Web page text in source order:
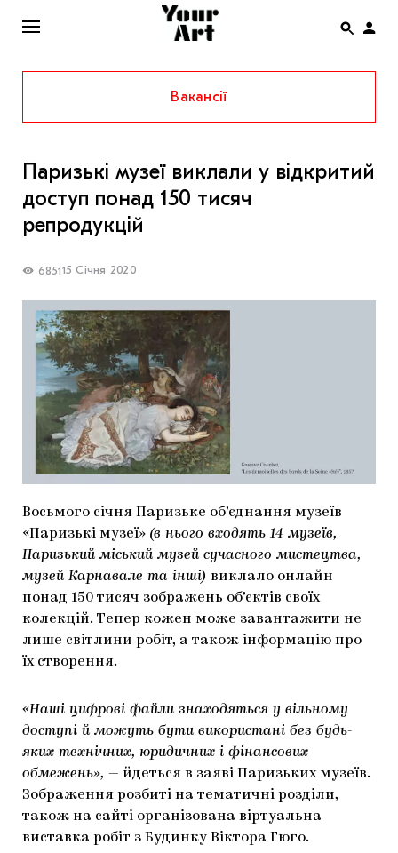
ENG
НОВИНИ
АФІША
ІНТЕРВ’Ю
СПЕЦПРОЄКТИ
THE UKRAINIAN PAVILION AT VENICE BIENNALE
2022
МАРІУПОЛЬСЬКІ МАРГІНАЛІЇ
ДОСЛІДНИЦЬКА ПЛАТФОРМА
ЗАПАЛЕННЯ
CARPATHIAN CULT ПРО РІЗДВЯНІ СВЯТА
Вакансії
Паризькі музеї виклали у відкритий
доступ понад 150 тисяч
репродукцій
685115 Січня 2020
Восьмого січня Паризьке об’єднання музеїв
«Паризькі музеї» (в нього входять 14 музеїв,
Паризький міський музей сучасного мистецтва,
музей Карнавале та інші) виклало онлайн
понад 150 тисяч зображень об’єктів своїх
колекцій. Тепер кожен може завантажити не
лише світлини робіт, а також інформацію про
їх створення.
«Наші цифрові файли знаходяться у вільному
доступі й можуть бути використані без будь-
яких технічних, юридичних і фінансових
обмежень», — йдеться в заяві Паризьких музеїв.
Зображення розбиті на тематичні розділи,
також на сайті організована віртуальна
виставка робіт з Будинку Віктора Гюго.